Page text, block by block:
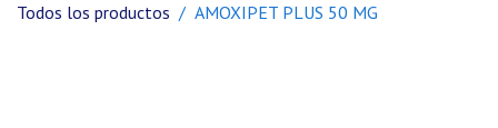
Todos los productos
AMOXIPET PLUS 50 MG